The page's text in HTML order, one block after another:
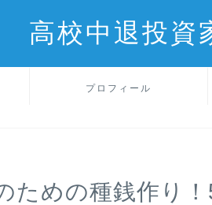
高校中退投資
プロフィール
ための種銭作り